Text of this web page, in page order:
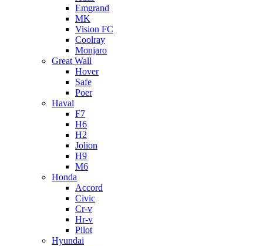
Emgrand
MK
Vision FC
Coolray
Monjaro
Great Wall
Hover
Safe
Poer
Haval
F7
H6
H2
Jolion
H9
M6
Honda
Accord
Civic
Cr-v
Hr-v
Pilot
Hyundai